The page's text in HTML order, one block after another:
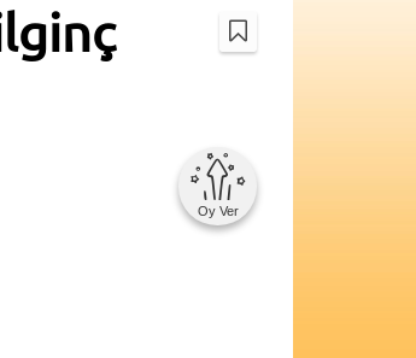
Oy Ver